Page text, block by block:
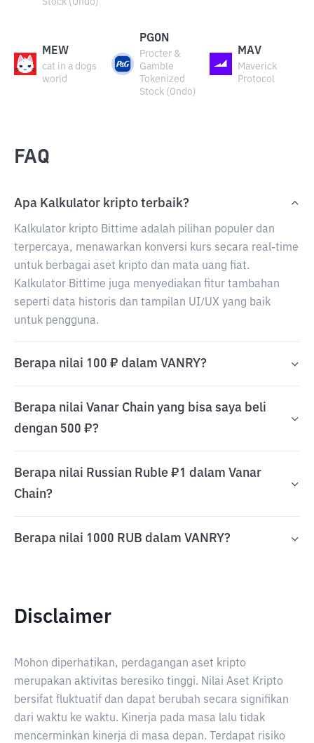
Stock (Ondo)
MEW
cat in a dogs
world
PGON
Procter &
Gamble
Tokenized
Stock (Ondo)
MAV
Maverick
Protocol
FAQ
Apa Kalkulator kripto terbaik?
Kalkulator kripto Bittime adalah pilihan populer dan
terpercaya, menawarkan konversi kurs secara real-time
untuk berbagai aset kripto dan mata uang fiat.
Kalkulator Bittime juga menyediakan fitur tambahan
seperti data historis dan tampilan UI/UX yang baik
untuk pengguna.
Berapa nilai 100 ₽ dalam VANRY?
Berapa nilai Vanar Chain yang bisa saya beli
dengan 500 ₽?
Berapa nilai Russian Ruble ₽1 dalam Vanar
Chain?
Berapa nilai 1000 RUB dalam VANRY?
Disclaimer
Mohon diperhatikan, perdagangan aset kripto
merupakan aktivitas beresiko tinggi. Nilai Aset Kripto
bersifat fluktuatif dan dapat berubah secara signifikan
dari waktu ke waktu. Kinerja pada masa lalu tidak
mencerminkan kinerja di masa depan. Terdapat risiko